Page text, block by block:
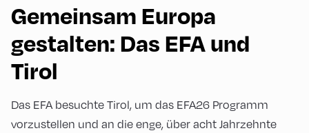
Gemeinsam Europa
gestalten: Das EFA und
Tirol
Das EFA besuchte Tirol, um das EFA26 Programm
vorzustellen und an die enge, über acht Jahrzehnte